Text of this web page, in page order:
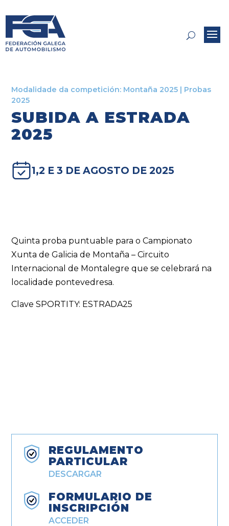
Modalidade da competición: Montaña 2025 | Probas
2025
SUBIDA A ESTRADA
2025
1,2 E 3 DE AGOSTO DE 2025
Quinta proba puntuable para o Campionato
Xunta de Galicia de Montaña – Circuito
Internacional de Montalegre que se celebrará na
localidade pontevedresa.
Clave SPORTITY: ESTRADA25
REGULAMENTO
PARTICULAR
DESCARGAR
FORMULARIO DE
INSCRIPCIÓN
ACCEDER